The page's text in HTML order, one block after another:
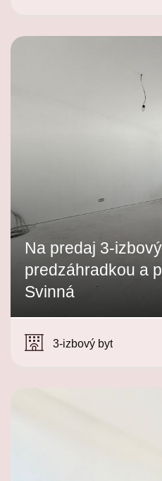
Na predaj 3-
predzáhradkou a
Svinná
3-izbový byt